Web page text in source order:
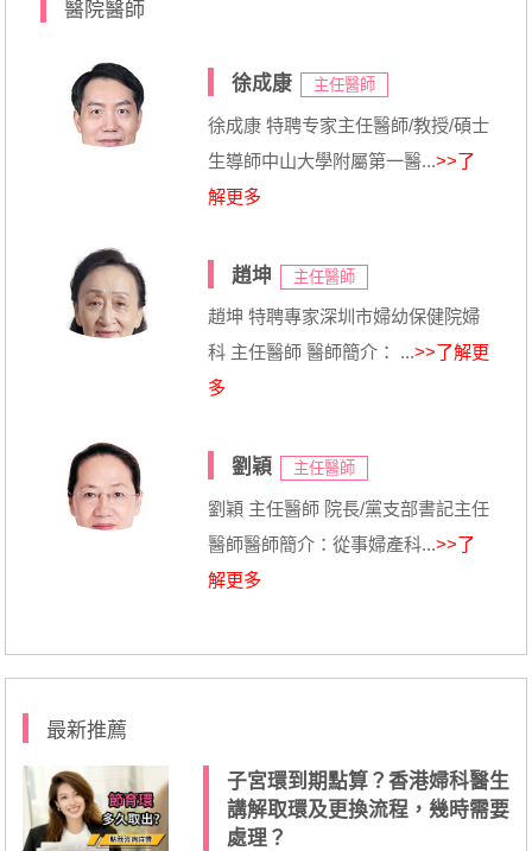
醫院醫師
徐成康 主任醫師
徐成康 特聘专家主任醫師/教授/碩士
生導師中山大學附屬第一醫...>>了
解更多
趙坤 主任醫師
趙坤 特聘專家深圳市婦幼保健院婦
科 主任醫師 醫師簡介： ...>>了解更
多
劉穎 主任醫師
劉穎 主任醫師 院長/黨支部書記主任
醫師醫師簡介：從事婦產科...>>了
解更多
最新推薦
子宮環到期點算？香港婦科醫生
講解取環及更換流程，幾時需要
處理？